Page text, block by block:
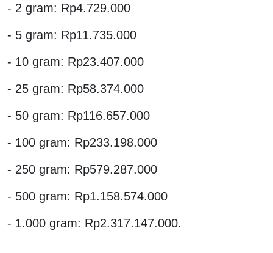
- 2 gram: Rp4.729.000
- 5 gram: Rp11.735.000
- 10 gram: Rp23.407.000
- 25 gram: Rp58.374.000
- 50 gram: Rp116.657.000
- 100 gram: Rp233.198.000
- 250 gram: Rp579.287.000
- 500 gram: Rp1.158.574.000
- 1.000 gram: Rp2.317.147.000.